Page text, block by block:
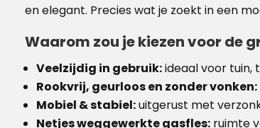
en elegant. Precies wat je zoekt in een
Waarom zou je kiezen voor de
Veelzijdig in gebruik:ideaal voor tuin,
Rookvrij, geurloos en zonder vonken:
Mobiel & stabiel:uitgerust met
Netjes weggewerkte gasfles: ruimte